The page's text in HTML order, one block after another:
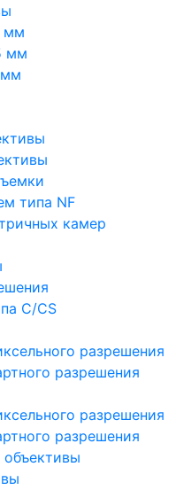
мм
мм
мм
типа NF
камер
C/CS
разрешения
разрешения
разрешения
разрешения